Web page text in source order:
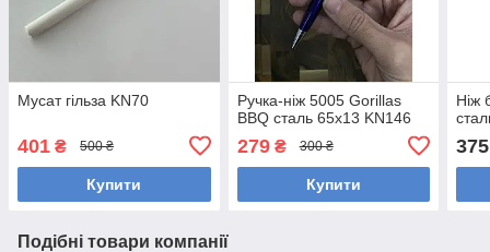
Мусат гільза KN70
401 ₴ 500 ₴
Купити
Ручка-ніж 5005 Gorillas
BBQ сталь 65х13 KN146
279₴ 300 ₴
Купити
Ніж
375
Подібні товари компанії